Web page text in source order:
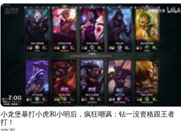
7:00
小龙堡暴打小虎和小明后，疯狂嘲讽：钻一没资格跟王者
打！